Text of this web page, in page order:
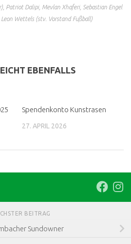
Patriot Dalipi, Mevlan Xhaferi, Sebastian Engel
Wettels (stv. Vorstand Fußball)
EBENFALLS
Spendenkonto Kunstrasen
27. APRIL 2026
BEITRAG
Sundowner